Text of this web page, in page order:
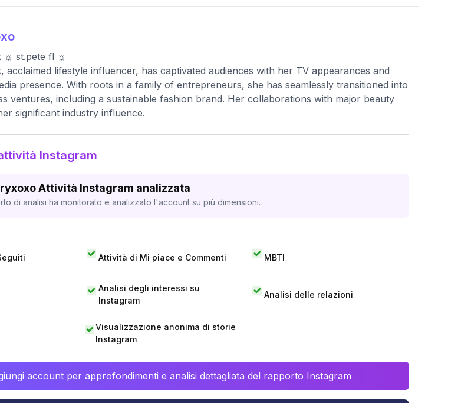
☼ st.pete fl ☼
acclaimed lifestyle influencer, has captivated audiences with her TV appearances and
presence. With roots in a family of entrepreneurs, she has seamlessly transitioned into
ventures, including a sustainable fashion brand. Her collaborations with major beauty
significant industry influence.
Instagram
Attività Instagram analizzata
di analisi ha monitorato e analizzato l'account su più dimensioni.
Attività di Mi piace e Commenti MBTI
Analisi degli interessi su
Instagram
Analisi delle relazioni
Visualizzazione anonima di storie
Instagram
account per approfondimenti e analisi dettagliata del rapporto Instagram